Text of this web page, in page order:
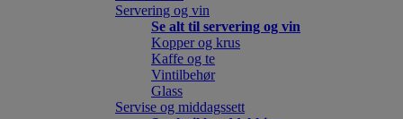
Servering og vin
Se alt til servering og vin
Kopper og krus
Kaffe og te
Vintilbehør
Glass
Servise og middagssett